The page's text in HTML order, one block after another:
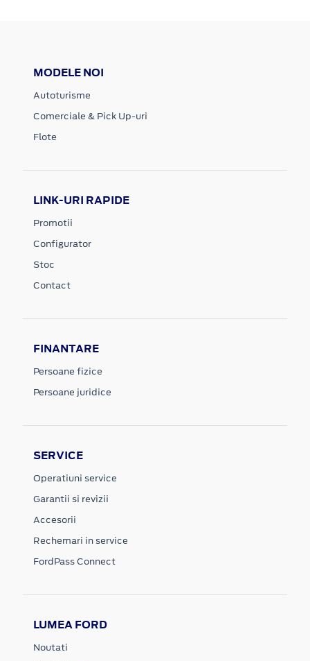
MODELE NOI
Autoturisme
Comerciale & Pick Up-uri
Flote
LINK-URI RAPIDE
Promotii
Configurator
Stoc
Contact
FINANTARE
Persoane fizice
Persoane juridice
SERVICE
Operatiuni service
Garantii si revizii
Accesorii
Rechemari in service
FordPass Connect
LUMEA FORD
Noutati